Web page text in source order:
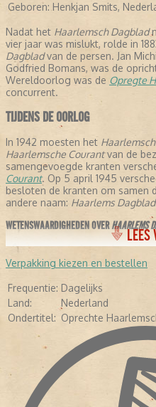
Geboren: Henkjan Smits,
Nadat het Haarlemsch Dagblad
vier jaar was mislukt, rolde in
Dagbladvan de persen. Jan
Godfried Bomans, was de
Wereldoorlog was de Opregte
concurrent.
TIJDENS DE OORLOG
In 1942 moesten het
Haarlemsche Courantvan de
samengevoegde kranten
Courant. Op 5 april 1945
besloten de kranten om samen
andere naam: Haarlems
WETENSWAARDIGHEDEN OVERHAARLEMS
- De krant stelt dat ze de
wereld is, omdat ze is
Courant
- In de negentiende eeuw
de krant: Conrad Busken Huet
bekend als Multatuli.
- In 1948 kreeg de krant de
Courant 1656.
In 2005 veranderde de
- Diverse bekende
waaronder Pim Fortuyn, Mart
van Royen.
- In april 2013 verscheen de
LEES
Verpakking kiezen en bestellen
Frequentie: Dagelijks
Land:
Nederland
Ondertitel: Oprechte